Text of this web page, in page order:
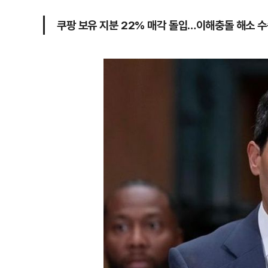
쿠팡 보유 지분 22% 매각 돌입…이해충돌 해소